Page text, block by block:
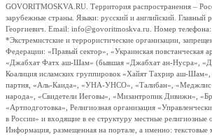
GOVORITMOSKVA.RU. Территория распространения –
зарубежные страны. Языки: русский и английский. Главный
Георгиевич. Email: info@govoritmoskva.ru. Номер
*Экстремистские и террористические организации,
Федерации: «Правый сектор», «Украинская
«Джабхат Фатх аш-Шам» (бывшая «Джабхат ан-Нусра»,
Коалиция исламских группировок «Хайят Тахрир аш-Шам»,
партия, «Аль-Каида», «УНА-УНСО», «Талибан», «Меджлис
народа», «Свидетели Иеговы», «Мизантропик Дивижн»,
«Артподготовка», Религиозная организация
в России» и входящие в ее структуру местные религиозные
Информация, размещенная на портале, а именно: текстовые